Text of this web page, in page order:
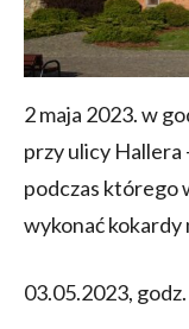
2 maja 2023. w
przy ulicy Hallera
podczas którego
wykonać kokardy
03.05.2023,